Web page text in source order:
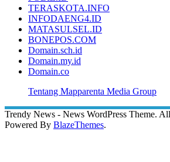
TERASKOTA.INFO
INFODAENG4.ID
MATASULSEL.ID
BONEPOS.COM
Domain.sch.id
Domain.my.id
Domain.co
Tentang Mapparenta Media Group
Trendy News - News WordPress Theme.
Powered By BlazeThemes.